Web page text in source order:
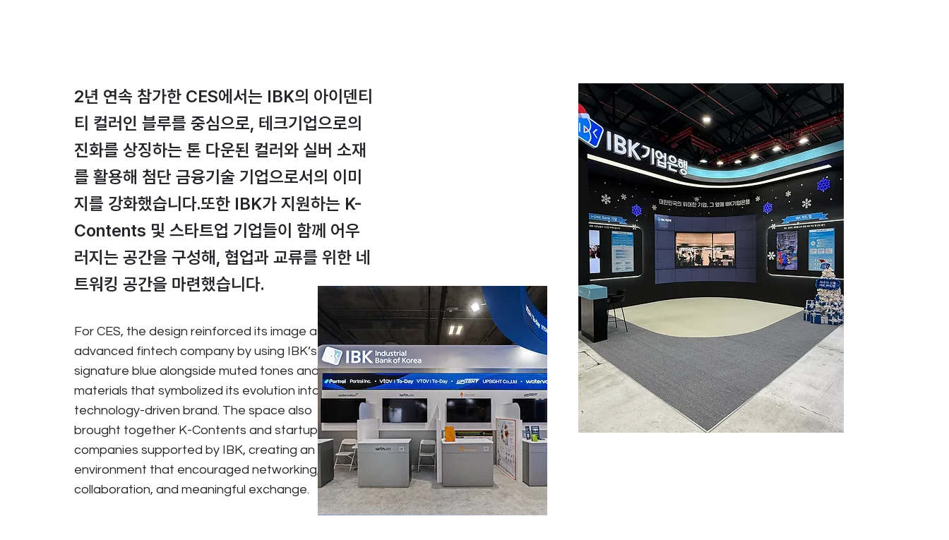
2년 연속 참가한 CES에서는 IBK의 아이덴티
티 컬러인 블루를 중심으로, 테크기업으로의
진화를 상징하는 톤 다운된 컬러와 실버 소재
를 활용해 첨단 금융기술 기업으로서의 이미
지를 강화했습니다.또한 IBK가 지원하는 K-
Contents 및 스타트업 기업들이 함께 어우
러지는 공간을 구성해, 협업과 교류를 위한 네
트워킹 공간을 마련했습니다.
For CES, the design reinforced its image as an
advanced fintech company by using IBK’s
signature blue alongside muted tones and silver
materials that symbolized its evolution into a
technology-driven brand. The space also
brought together K-Contents and startup
companies supported by IBK, creating an
environment that encouraged networking,
collaboration, and meaningful exchange.